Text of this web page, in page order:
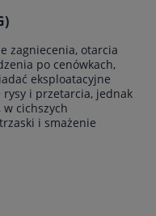
zagniecenia, otarcia
po cenówkach,
eksploatacyjne
rysy i przetarcia, jednak
cichszych
i smażenie